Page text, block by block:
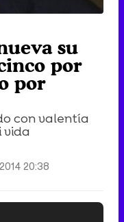
su
por
por
con valentía
vida
20:38